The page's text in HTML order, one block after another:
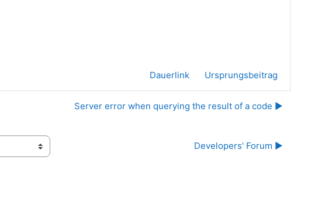
Dauerlink
Ursprungsbeitrag
Server error when querying the result of a code ▶︎
Developers' Forum ▶︎